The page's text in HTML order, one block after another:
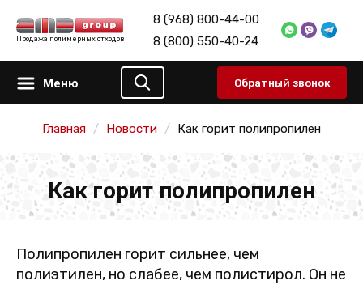
Продажа полимерных отходов
8 (968) 800-44-00
8 (800) 550-40-24
Меню Обратный звонок
Главная Новости Как горит полипропилен
Как горит полипропилен
Полипропилен горит сильнее, чем
полиэтилен, но слабее, чем полистирол. Он не